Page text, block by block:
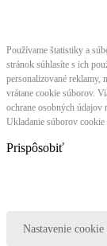
Používame štatistiky a
stránok súhlasíte s ich
personalizované reklamy,
vrátane cookie súborov.
ochrane osobných údajov
Ukladanie súborov
Prispôsobiť
Nastavenie